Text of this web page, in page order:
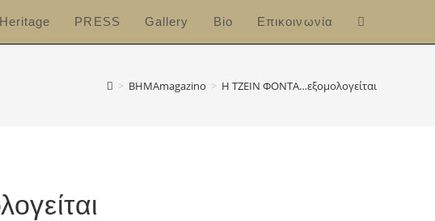
PRESS Gallery Bio Επικοινωνία
> ΒΗΜΑmagazino > Η ΤΖΕΙΝ ΦΟΝΤΑ…εξομολογείται